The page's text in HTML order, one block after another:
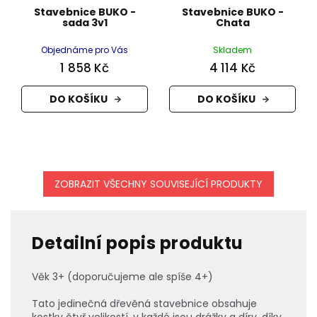
Stavebnice BUKO -
sada 3v1
Objednáme pro Vás
1 858 Kč
DO KOŠÍKU
Stavebnice BUKO -
Chata
Skladem
4 114 Kč
DO KOŠÍKU
ZOBRAZIT VŠECHNY SOUVISEJÍCÍ PRODUKTY
Detailní popis produktu
Věk 3+ (doporučujeme ale spíše 4+)
Tato jedinečná dřevěná stavebnice obsahuje